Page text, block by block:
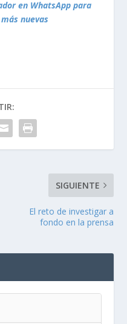
en WhatsApp para
nuevas
SIGUIENTE
El reto de investigar a
fondo en la prensa